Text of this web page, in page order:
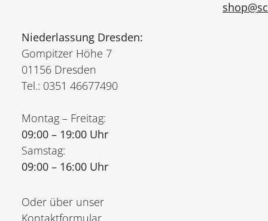
Niederlassung Dresden:
Gompitzer Höhe 7
01156 Dresden
Tel.: 0351 46677490
Montag – Freitag:
09:00 – 19:00 Uhr
Samstag:
09:00 – 16:00 Uhr
Oder über unser
Kontaktformular